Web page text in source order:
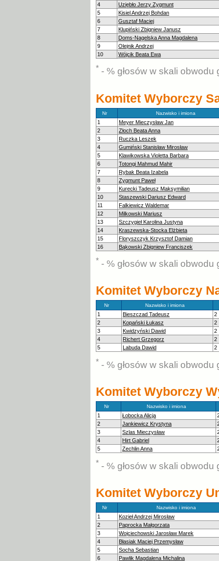
4
Uziębło Jerzy Zygmunt
5
Kisiel Andrzej Bohdan
6
Gusztaf Maciej
7
Klupiński Zbigniew Janusz
8
Doms-Nagelska Anna Magdalena
9
Olejnik Andrzej
10
Wójcik Beata Ewa
* - % głosów w skali obwodu
Komitet Wyborczy
Nr Nazwisko i imiona
1
Meyer Mieczysław Jan
2
Złoch Beata Anna
3
Ruczka Leszek
4
Gumiński Stanisław Mirosław
5
Klawikowska Violetta Barbara
6
Totongi Mahmud Mahir
7
Rybak Beata Izabela
8
Zygmunt Paweł
9
Kurecki Tadeusz Maksymilian
10
Staszewski Dariusz Edward
11
Falkiewicz Waldemar
12
Milkowski Mariusz
13
Szczygieł Karolina Justyna
14
Kraszewska-Stocka Elżbieta
15
Floryszczyk Krzysztof Damian
16
Bąkowski Zbigniew Franciszek
* - % głosów w skali obwodu
Komitet Wyborczy
Nr Nazwisko i imiona
1 Bieszczad Tadeusz
2
2
Kopański Łukasz
2
3
Kwidzyński Dawid
2
4
Richert Grzegorz
2
5
Labuda Dawid 2
* - % głosów w skali obwodu
Komitet Wyborczy
Nr Nazwisko i imiona
1 Łobocka Alicja
2
Jankiewicz Krystyna
3
Szlas Mieczysław
4
Hirt Gabriel
5
Zechlin Anna
* - % głosów w skali obwodu
Komitet Wyborczy
Nr Nazwisko i imiona
1
Kozieł Andrzej Mirosław
2
Paprocka Małgorzata
3
Wojciechowski Jarosław Marek
4
Błasiak Maciej Przemysław
5
Socha Sebastian
6
Pawlik Magdalena Michalina